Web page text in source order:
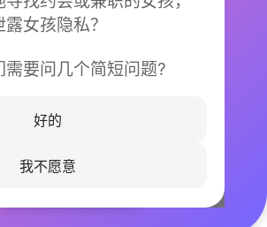
女孩隐私？
要问几个简短问题?
好的
我不愿意
晚不再孤单
速匹配，马上认识身边的TA
立即下载